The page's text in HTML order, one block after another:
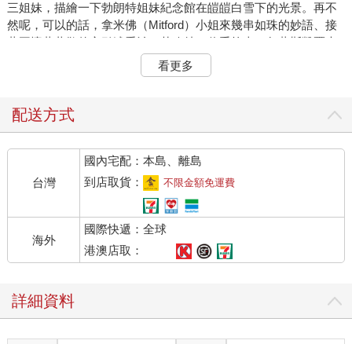
三姐妹，描繪一下勃朗特姐妹紀念館在皚皚白雪下的光景。再不
然呢，可以的話，拿米佛（Mitford）小姐來幾串如珠的妙語、接
著再懷著恭敬的心引述喬治．艾略特，信手捻來一句蓋斯凱爾夫
人，這樣就達成任務了吧？不過呢，再仔細想想，這主題似乎沒
那麼簡單。「女性與小說」，這個題目的意思可能就跟在座的各
所寫的小說；又或者是，女性以及關於女性的小說。再不然，也
這裡聽到的觀點。但是，當我開始從最後這個看似最有趣的觀點
來思考這個題目，很快便發現其中有個致命的缺陷。我永遠理不
出一個結論。我永遠無法盡到我所知道的，演講者應該盡到的本
分，也就是在長篇大論一小時之後，讓各位在筆記本中寫下些真
知灼見，擺在壁爐架上世代傳承下去。我能做的，只有針對一個
較小的問題提供一些拙見。想要寫出一部小說，一個女性一定要
有錢，以及擁有自己的房間。如此一來，各位就會發現，女人的
本質、小說的根本，這兩大難題根本無解。我一直逃避為這兩個
謎。不過呢，為了補足從缺的答案，我將盡我所能的針對金錢與
房間，向各位闡述我是如何得出有關這兩件事的看法。在這裡，
在在座的各位面前，我將盡可能充分且坦率地娓娓道來，關於引
看更多
配送方式
台灣
國內宅配：本島、離島
到店取貨：
不限金額免運費
海外
國際快遞：全球
港澳店取：
詳細資料